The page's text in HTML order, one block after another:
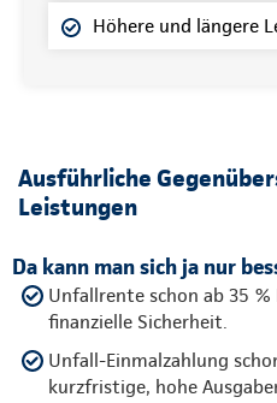
Höhere und längere
Ausführliche
Leistungen
Da kann man sich ja nur
Unfallrente schon ab 35
finanzielle Sicherheit.
Unfall-Einmalzahlung
kurzfristige, hohe